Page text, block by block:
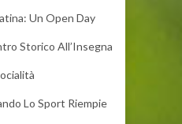
Un Open Day
Storico All’Insegna
Lo Sport Riempie